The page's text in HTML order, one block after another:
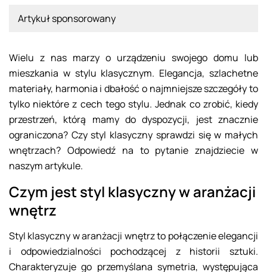
Artykuł sponsorowany
Wielu z nas marzy o urządzeniu swojego domu lub
mieszkania w stylu klasycznym. Elegancja, szlachetne
materiały, harmonia i dbałość o najmniejsze szczegóły to
tylko niektóre z cech tego stylu. Jednak co zrobić, kiedy
przestrzeń, którą mamy do dyspozycji, jest znacznie
ograniczona? Czy styl klasyczny sprawdzi się w małych
wnętrzach? Odpowiedź na to pytanie znajdziecie w
naszym artykule.
Czym jest styl klasyczny w aranżacji
wnętrz
Styl klasyczny w aranżacji wnętrz to połączenie elegancji
i odpowiedzialności pochodzącej z historii sztuki.
Charakteryzuje go przemyślana symetria, występująca